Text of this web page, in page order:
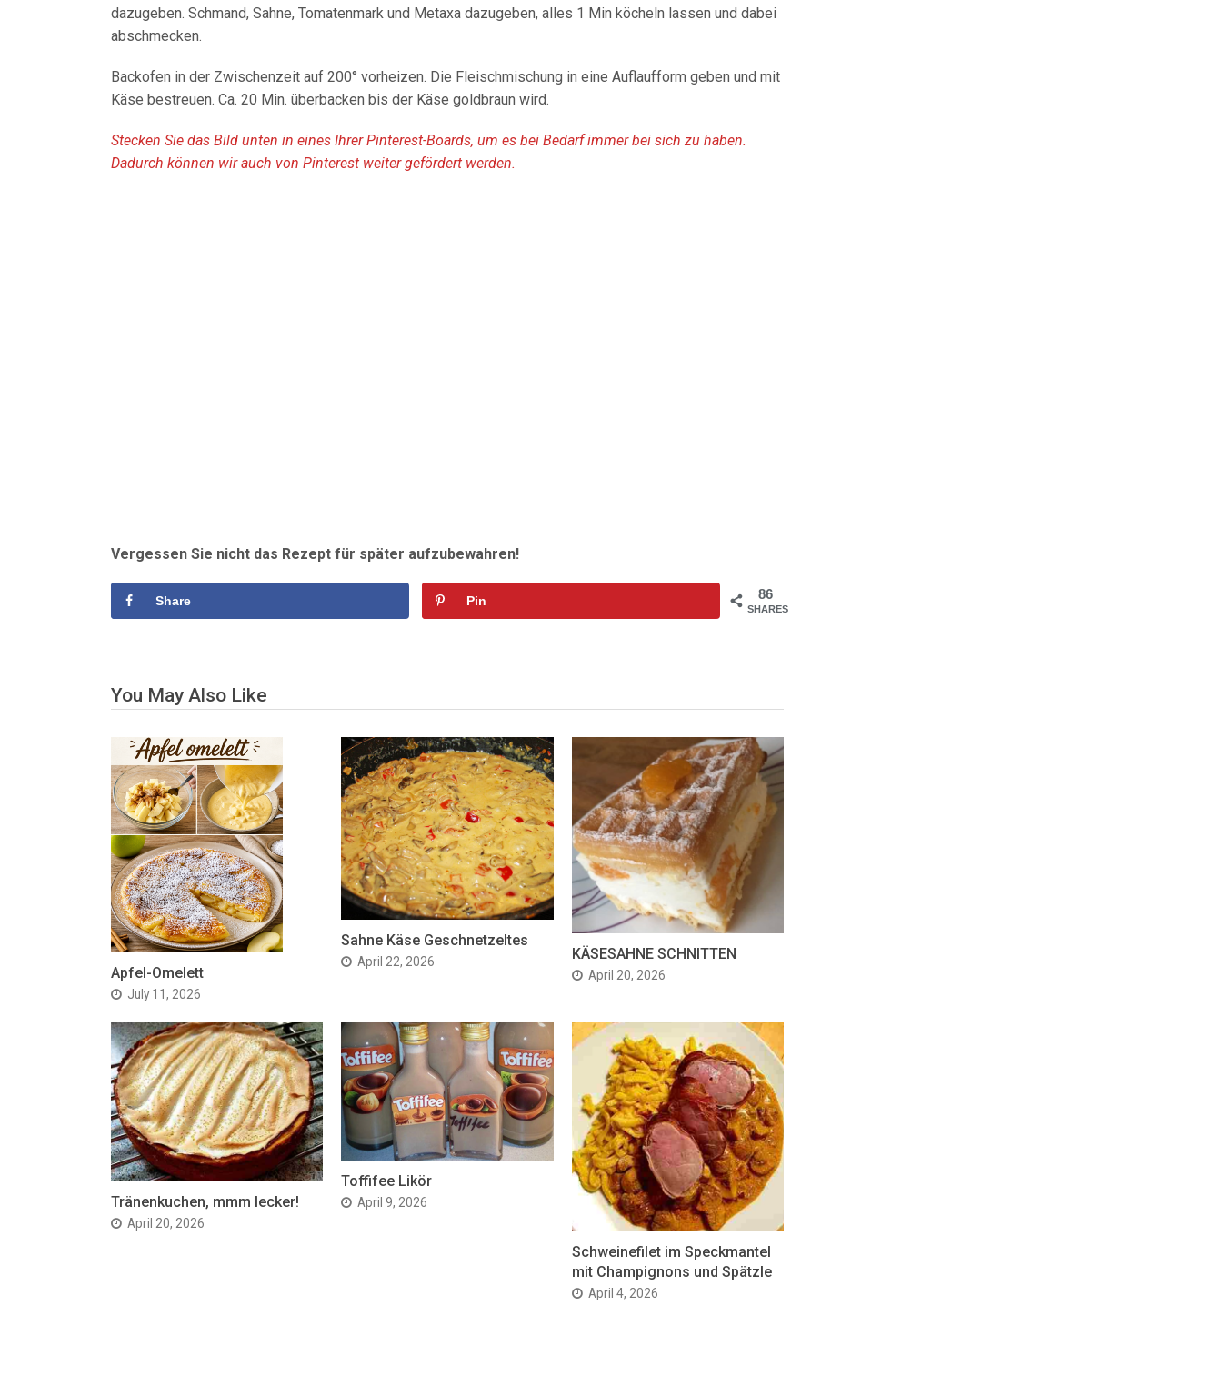
dazugeben. Schmand, Sahne, Tomatenmark und Metaxa dazugeben, alles 1 Min köcheln lassen und dabei
abschmecken.
Backofen in der Zwischenzeit auf 200° vorheizen. Die Fleischmischung in eine Auflaufform geben und mit
Käse bestreuen. Ca. 20 Min. überbacken bis der Käse goldbraun wird.
Stecken Sie das Bild unten in eines Ihrer Pinterest-Boards, um es bei Bedarf immer bei sich zu haben.
Dadurch können wir auch von Pinterest weiter gefördert werden.
Vergessen Sie nicht das Rezept für später aufzubewahren!
86
SHARES
Share Pin
You May Also Like
Apfel-Omelett
July 11, 2026
Sahne Käse Geschnetzeltes
April 22, 2026 KÄSESAHNE SCHNITTEN
April 20, 2026
Tränenkuchen, mmm lecker!
April 20, 2026
Toffifee Likör
April 9, 2026
Schweinefilet im Speckmantel
mit Champignons und Spätzle
April 4, 2026